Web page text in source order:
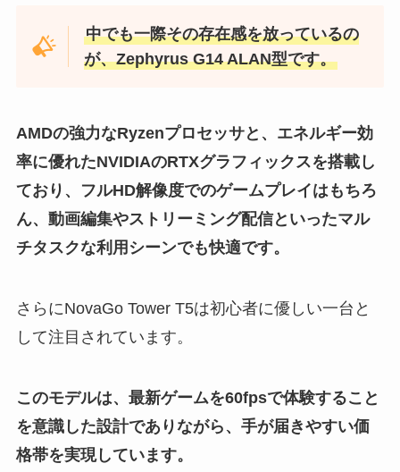
中でも一際その存在感を放っているの
が、Zephyrus G14 ALAN型です。
AMDの強力なRyzenプロセッサと、エネルギー効
率に優れたNVIDIAのRTXグラフィックスを搭載し
ており、フルHD解像度でのゲームプレイはもちろ
ん、動画編集やストリーミング配信といったマル
チタスクな利用シーンでも快適です。
さらにNovaGo Tower T5は初心者に優しい一台と
して注目されています。
このモデルは、最新ゲームを60fpsで体験すること
を意識した設計でありながら、手が届きやすい価
格帯を実現しています。